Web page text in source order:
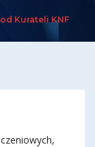
Kurateli KNF